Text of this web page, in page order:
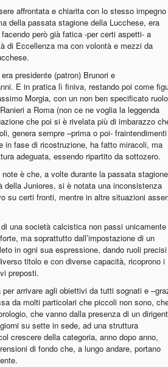
affrontata e chiarita con lo stesso
della passata stagione della Lucchese, era
però già fatica -per certi aspetti- a
di Eccellenza ma con volontà e mezzi da
presidente (patron) Brunori e
E in pratica lì finiva, restando poi come
Morgia, con un non ben specificato
a Roma (non ce ne voglia la leggenda
che poi si è rivelata più di imbarazzo
genera sempre –prima o poi-
in fase di ricostruzione, ha fatto miracoli, ma
adeguata, essendo ripartito da sottozero.
è che, a volte durante la passata stagione
Juniores, si è notata una inconsistenza
su certi fronti, mentre in altre situazioni
una società calcistica non passi unicamente
ma soprattutto dall’impostazione di un
in ogni sua espressione, dando ruoli
titolo e con diverse capacità, ricoprono i
preposti.
arrivare agli obiettivi da tutti sognati e
da molti particolari che piccoli non sono,
che vanno dalla presenza di un
su sette in sede, ad una struttura
crescere della categoria, anno dopo anno,
di fondo che, a lungo andare, portano